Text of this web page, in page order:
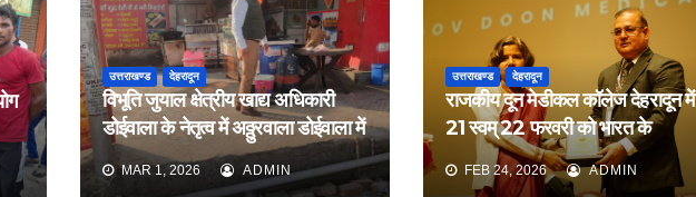
उत्तराखण्ड देहरादून
विभूति जुयाल क्षेत्रीय खाद्य अधिकारी
डोईवाला के नेतृत्व में अठ्ठुरवाला डोईवाला में
औचक निरीक्षण किया
MAR 1, 2026 ADMIN
उत्तराखण्ड देहरादून
राजकीय दून मेडीकल कॉलेज देहरादून में
21 स्वम् 22 फरवरी को भारत के
नेफ्रोलॉजिस्ट द्वारा आयोजित वार्षिक
सम्मेलन
FEB 24, 2026 ADMIN